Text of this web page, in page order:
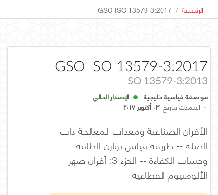
الرئيسية GSO ISO 13579-3:2017
GSO ISO 13579-3:2017
ISO 13579-3:2013
مواصفة قياسية خليجية
الإصدار الحالي
· اعتمدت بتاريخ ٠٣ أكتوبر ٢٠١٧
الأفران الصناعية ومعدات المعالجة ذات
الصلة -- طريقة قياس توازن الطاقة
وحساب الكفاءة -- الجزء 3: أفران صهر
الألومنيوم القطاعية